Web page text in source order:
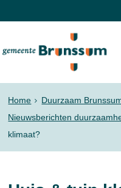
Home Duurzaam
Nieuwsberichten
klimaat?